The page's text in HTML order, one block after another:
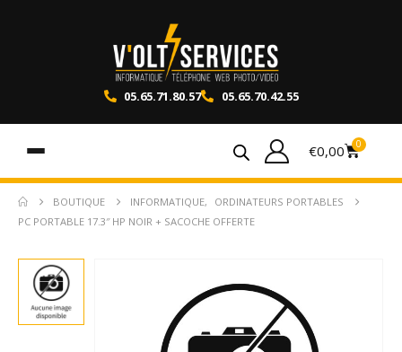
05.65.71.80.57 05.65.70.42.55
€0,00 0
BOUTIQUE INFORMATIQUE,
ORDINATEURS PORTABLES
PC PORTABLE 17.3″ HP NOIR + SACOCHE OFFERTE